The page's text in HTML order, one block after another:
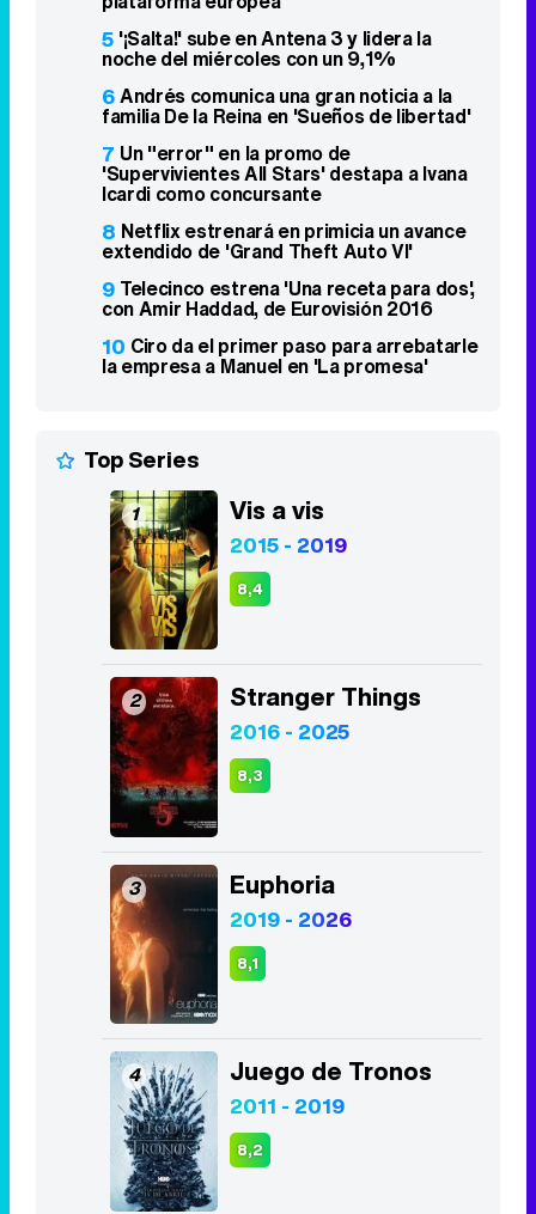
5 '¡Salta!' sube en Antena 3 y lidera la
noche del miércoles con un 9,1%
6Andrés comunica una gran noticia a la
familia De la Reina en 'Sueños de libertad'
7 Un "error" en la promo de
'Supervivientes All Stars' destapa a Ivana
Icardi como concursante
8 Netflix estrenará en primicia un avance
extendido de 'Grand Theft Auto VI'
9 Telecinco estrena 'Una receta para dos',
con Amir Haddad, de Eurovisión 2016
10 Ciro da el primer paso para arrebatarle
la empresa a Manuel en 'La promesa'
Top Series
1 Vis a vis
2015 - 2019
8,4
2 Stranger Things
2016 - 2025
8,3
3 Euphoria
2019 - 2026
8,1
4 Juego de Tronos
2011 - 2019
8,2